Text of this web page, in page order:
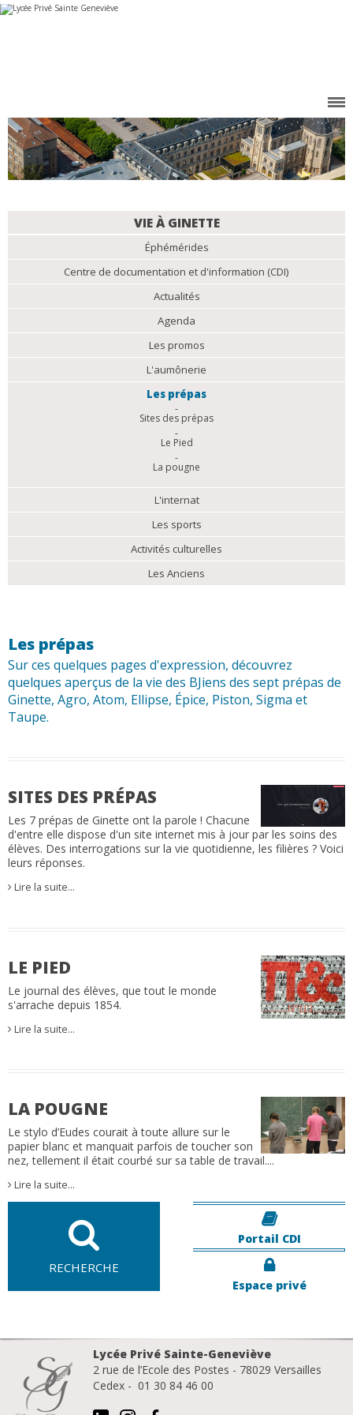
Aller
au
Outils
personnels
VIE À GINETTE
Éphémérides
Centre de documentation et d'information (CDI)
Actualités
Agenda
Les promos
L'aumônerie
Les prépas
Sites des prépas
Le Pied
La pougne
L'internat
Les sports
Activités culturelles
Les Anciens
Les prépas
Sur ces quelques pages d'expression, découvrez
quelques aperçus de la vie des BJiens des sept prépas de
Ginette, Agro, Atom, Ellipse, Épice, Piston, Sigma et
Taupe.
SITES DES PRÉPAS
Les 7 prépas de Ginette ont la parole ! Chacune
d'entre elle dispose d'un site internet mis à jour par les soins des
élèves. Des interrogations sur la vie quotidienne, les filières ? Voici
leurs réponses.
Lire la suite…
LE PIED
Le journal des élèves, que tout le monde
s'arrache depuis 1854.
Lire la suite…
LA POUGNE
Le stylo d’Eudes courait à toute allure sur le
papier blanc et manquait parfois de toucher son
nez, tellement il était courbé sur sa table de travail....
Lire la suite…
RECHERCHE
Portail CDI
Espace privé
Lycée Privé Sainte-Geneviève
2 rue de l’Ecole des Postes - 78029 Versailles
Cedex - 01 30 84 46 00